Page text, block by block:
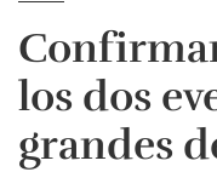
los dos
grandes